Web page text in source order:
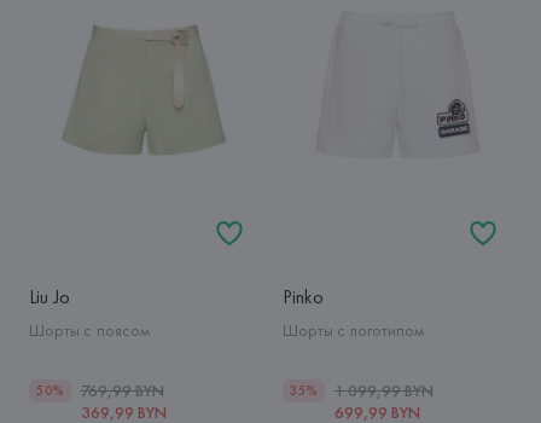
Liu Jo
Шорты с поясом
50%
769,99 BYN
369,99 BYN
Pinko
Шорты с логотипом
35%
1 099,99 BYN
699,99 BYN